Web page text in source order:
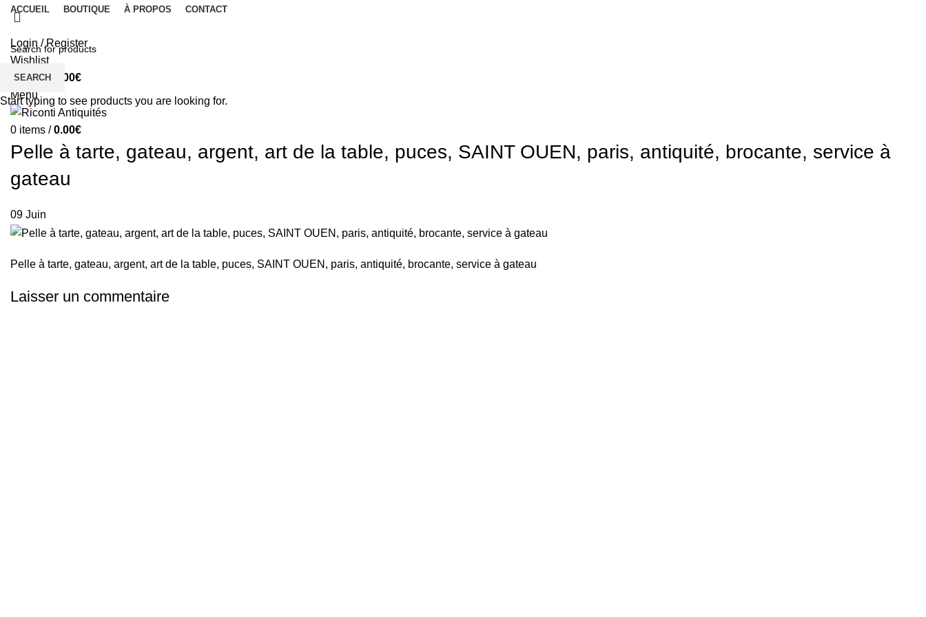
ACCUEIL BOUTIQUE À PROPOS CONTACT
Login / Register
Wishlist
0items / 0.00€
Menu
0 items / 0.00€
Pelle à tarte, gateau, argent, art de la table, puces, SAINT OUEN, paris, antiquité, brocante, service à
gateau
09 Juin
Pelle à tarte, gateau, argent, art de la table, puces, SAINT OUEN, paris, antiquité, brocante, service à gateau
Laisser un commentaire
SEARCH
Start typing to see products you are looking for.